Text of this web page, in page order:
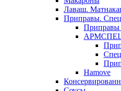
Лаваш.
Приправы.
Приправы
Hamove